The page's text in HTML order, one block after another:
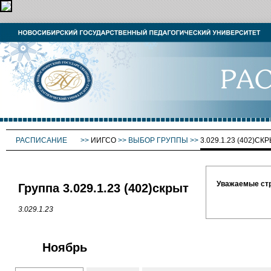
РАСПИСАНИЕ >> ИИГСО >> ВЫБОР ГРУППЫ >> 3.029.1.23
Группа 3.029.1.23 (402)скрыт
3.029.1.23
Уважаемые
Ноябрь